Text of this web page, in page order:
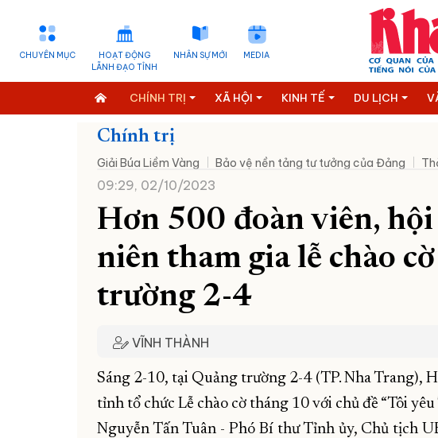
CHUYÊN MỤC
HOẠT ĐỘNG
LÃNH ĐẠO TỈNH
NHÂN SỰ MỚI MEDIA
CHÍNH TRỊ XÃ HỘI KINH TẾ DU LỊCH
Chính trị
Giải Búa Liềm Vàng Bảo vệ nền tảng tư tưởng của Đảng
09:29, 02/10/2023
Hơn 500 đoàn viên,
niên tham gia lễ chào
trường 2-4
VĨNH THÀNH
Sáng 2-10, tại Quảng trường 2-4 (TP. Nha Trang),
tỉnh tổ chức Lễ chào cờ tháng 10 với chủ đề “Tôi
Nguyễn Tấn Tuân - Phó Bí thư Tỉnh ủy, Chủ tịch